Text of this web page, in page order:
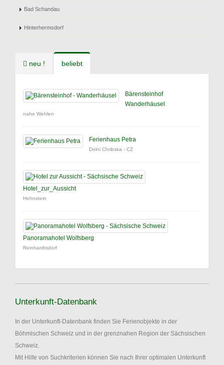
Bad Schandau
Hinterhermsdorf
neu ! beliebt
Bärensteinhof
Wanderhäusel
nahe Wehlen
Ferienhaus Petra
Dolni Chribska - CZ
Hotel_zur_Aussicht
Hohnstein
Panoramahotel Wolfsberg
Reinhardtsdorf
Unterkunft-Datenbank
In der Unterkunft-Datenbank finden Sie Ferienobjekte in der
Böhmischen Schweiz und in der grenznahen Region der Sächsischen
Schweiz.
Mit Hilfe von Suchkriterien können Sie nach Ihrer optimalen Unterkunft